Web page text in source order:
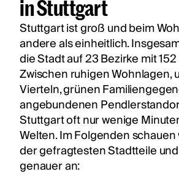
in Stuttgart
Stuttgart ist groß und beim
andere als einheitlich.
die Stadt auf 23 Bezirke mit
Zwischen ruhigen Wohnlagen,
Vierteln, grünen
angebundenen
Stuttgart oft nur wenige
Welten. Im Folgenden
der gefragtesten Stadtteile
genauer an: